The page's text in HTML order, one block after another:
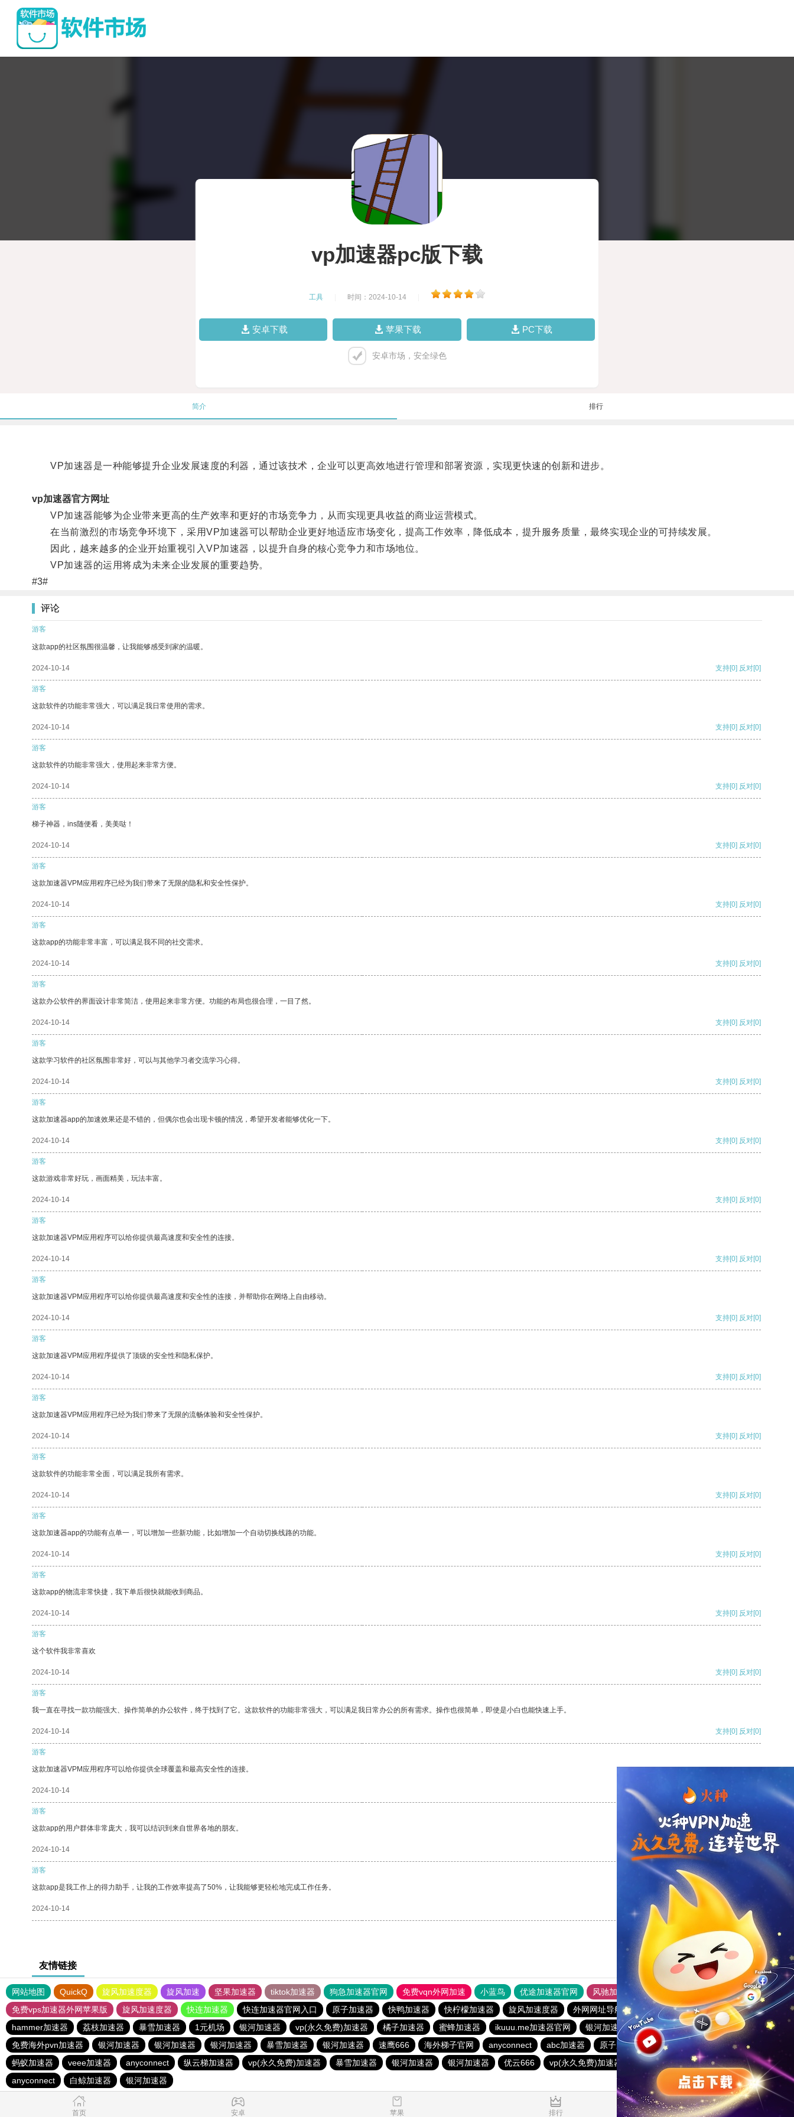
vp加速器pc版下载
工具 时间：2024-10-14
安卓下载 苹果下载 PC下载
安卓市场，安全绿色
简介 排行
VP加速器是一种能够提升企业发展速度的利器，通过该技术，企业可以更高效地进行管理和部署资源，实现更快速的创新和进步。
vp加速器官方网址
VP加速器能够为企业带来更高的生产效率和更好的市场竞争力，从而实现更具收益的商业运营模式。
在当前激烈的市场竞争环境下，采用VP加速器可以帮助企业更好地适应市场变化，提高工作效率，降低成本，提升服务质量，最终实现企业的可持续发展。
因此，越来越多的企业开始重视引入VP加速器，以提升自身的核心竞争力和市场地位。
VP加速器的运用将成为未来企业发展的重要趋势。
#3#
评论
游客
这款app的社区氛围很温馨，让我能够感受到家的温暖。
2024-10-14 支持[0] 反对[0]
游客
这款软件的功能非常强大，可以满足我日常使用的需求。
2024-10-14 支持[0] 反对[0]
游客
这款软件的功能非常强大，使用起来非常方便。
2024-10-14 支持[0] 反对[0]
游客
梯子神器，ins随便看，美美哒！
2024-10-14 支持[0] 反对[0]
游客
这款加速器VPM应用程序已经为我们带来了无限的隐私和安全性保护。
2024-10-14 支持[0] 反对[0]
游客
这款app的功能非常丰富，可以满足我不同的社交需求。
2024-10-14 支持[0] 反对[0]
游客
这款办公软件的界面设计非常简洁，使用起来非常方便。功能的布局也很合理，一目了然。
2024-10-14 支持[0] 反对[0]
游客
这款学习软件的社区氛围非常好，可以与其他学习者交流学习心得。
2024-10-14 支持[0] 反对[0]
游客
这款加速器app的加速效果还是不错的，但偶尔也会出现卡顿的情况，希望开发者能够优化一下。
2024-10-14 支持[0] 反对[0]
游客
这款游戏非常好玩，画面精美，玩法丰富。
2024-10-14 支持[0] 反对[0]
游客
这款加速器VPM应用程序可以给你提供最高速度和安全性的连接。
2024-10-14 支持[0] 反对[0]
游客
这款加速器VPM应用程序可以给你提供最高速度和安全性的连接，并帮助你在网络上自由移动。
2024-10-14 支持[0] 反对[0]
游客
这款加速器VPM应用程序提供了顶级的安全性和隐私保护。
2024-10-14 支持[0] 反对[0]
游客
这款加速器VPM应用程序已经为我们带来了无限的流畅体验和安全性保护。
2024-10-14 支持[0] 反对[0]
游客
这款软件的功能非常全面，可以满足我所有需求。
2024-10-14 支持[0] 反对[0]
游客
这款加速器app的功能有点单一，可以增加一些新功能，比如增加一个自动切换线路的功能。
2024-10-14 支持[0] 反对[0]
游客
这款app的物流非常快捷，我下单后很快就能收到商品。
2024-10-14 支持[0] 反对[0]
游客
这个软件我非常喜欢
2024-10-14 支持[0] 反对[0]
游客
我一直在寻找一款功能强大、操作简单的办公软件，终于找到了它。这款软件的功能非常强大，可以满足我日常办公的所有需求。操作也很简单，即使是小白也能快速上手。
2024-10-14 支持[0] 反对[0]
游客
这款加速器VPM应用程序可以给你提供全球覆盖和最高安全性的连接。
2024-10-14 支持
游客
这款app的用户群体非常庞大，我可以结识到来自世界各地的朋友。
2024-10-14 支持[0] 反对[0]
游客
这款app是我工作上的得力助手，让我的工作效率提高了50%，让我能够更轻松地完成工作任务。
2024-10-14 支持[0] 反对[0]
友情链接
网站地图 QuickQ 旋风加速度器 旋风加速 坚果加速器 tiktok加速器 狗急加速器官网 免费vqn外网加速 小蓝鸟 优途加速器官网 风驰加速器
旋风加速器
免费vps加速器外网苹果版
旋风加速度器 快连加速器 快连加速器官网入口 原子加速器 快鸭加速器 快柠檬加速器 旋风加速度器 外网网址导航 软件中心
银河加速器
hammer加速器
荔枝加速器 暴雪加速器 1元机场 银河加速器 vp(永久免费)加速器 橘子加速器 蜜蜂加速器 ikuuu.me加速器官网 银河加速器 1元机场
暴雪加速器
免费海外pvn加速器
银河加速器 银河加速器 银河加速器 暴雪加速器 银河加速器 速鹰666 海外梯子官网 anyconnect abc加速器 原子加速器 银河加速器
番石榴加速器
蚂蚁加速器
veee加速器 anyconnect 纵云梯加速器 vp(永久免费)加速器 暴雪加速器 银河加速器 银河加速器 优云666 vp(永久免费)加速器 哇哇加速器
海鸥加速器
anyconnect
白鲸加速器 银河加速器
首页 安卓 苹果 排行 推荐